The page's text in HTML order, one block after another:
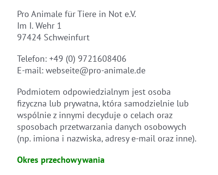
Pro Animale für Tiere in Not e.V.
Im I. Wehr 1
97424 Schweinfurt
Telefon: +49 (0) 9721608406
E-mail: webseite@pro-animale.de
Podmiotem odpowiedzialnym jest osoba
fizyczna lub prywatna, która samodzielnie lub
wspólnie z innymi decyduje o celach oraz
sposobach przetwarzania danych osobowych
(np. imiona i nazwiska, adresy e-mail oraz inne).
Okres przechowywania